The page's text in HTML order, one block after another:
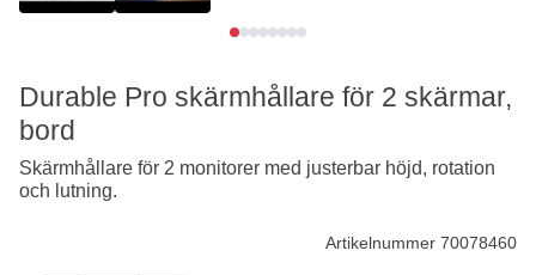
Artikelnummer 70078460
Durable Pro skärmhållare för 2 skärmar,
bord
Skärmhållare för 2 monitorer med justerbar höjd, rotation
och lutning.